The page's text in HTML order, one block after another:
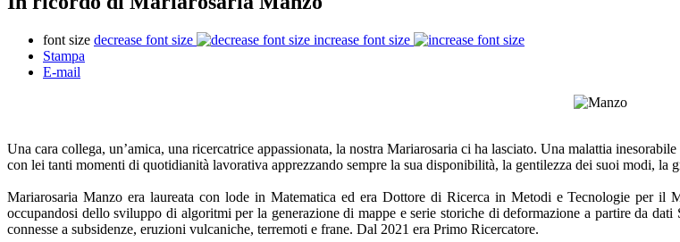
font size decrease font size
increase font size
Stampa
E-mail
Una cara collega, un’amica, una ricercatrice appassionata, la nostra Mariarosaria ci ha lasciato. Una malattia
con lei tanti momenti di quotidianità lavorativa apprezzando sempre la sua disponibilità, la gentilezza dei suoi modi, la
Mariarosaria Manzo era laureata con lode in Matematica ed era Dottore di Ricerca in Metodi e Tecnologie per
occupandosi dello sviluppo di algoritmi per la generazione di mappe e serie storiche di deformazione a partire da
connesse a subsidenze, eruzioni vulcaniche, terremoti e frane. Dal 2021 era Primo Ricercatore.